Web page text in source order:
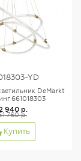
YD
DeMarkt
661018303
940 р.
760 р.
Купить